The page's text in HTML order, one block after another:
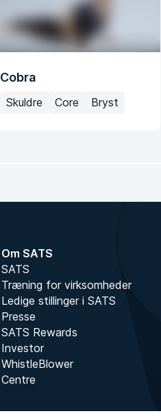
Cobra
Skuldre Core Bryst
Om SATS
SATS
Træning for virksomheder
Ledige stillinger i SATS
Presse
SATS Rewards
Investor
WhistleBlower
Centre